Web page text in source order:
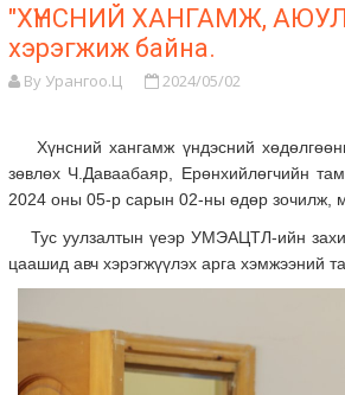
"ХҮНСНИЙ ХАНГАМЖ,
хэрэгжиж байна.
By Урангоо.Ц 2024/05/02
Хүнсний хангамж үндэсний
зөвлөх Ч.Даваабаяр, Ерөнхийлөгчийн
2024 оны 05-р сарын 02-ны өдөр зочилж,
Тус уулзалтын үеэр УМЭАЦТЛ-ийн
цаашид авч хэрэгжүүлэх арга хэмжээний